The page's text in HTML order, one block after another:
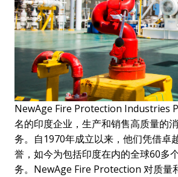
NewAge Fire Protection Industries
名的印度企业，生产和销售高质量的
务。自1970年成立以来，他们凭借卓
誉，如今为包括印度在内的全球60多
务。NewAge Fire Protection 对质量